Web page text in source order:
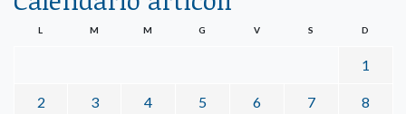
L M M G V S D
1
2 3 4 5 6 7 8